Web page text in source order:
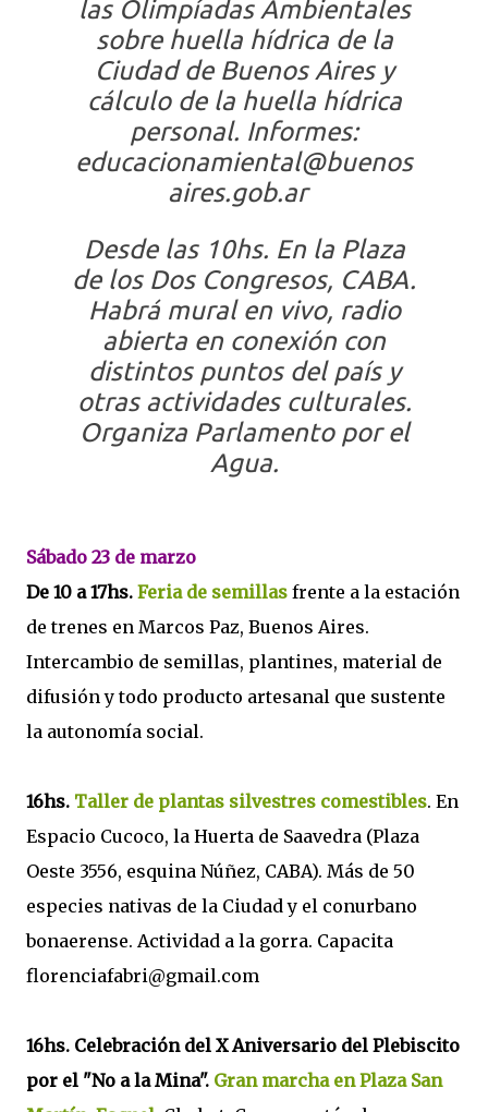
las Olimpíadas Ambientales
sobre huella hídrica de la
Ciudad de Buenos Aires y
cálculo de la huella hídrica
personal. Informes:
educacionamiental@buenos
aires.gob.ar
Desde las 10hs. En la Plaza
de los Dos Congresos, CABA.
Habrá mural en vivo, radio
abierta en conexión con
distintos puntos del país y
otras actividades culturales.
Organiza Parlamento por el
Agua.
Sábado 23 de marzo
De 10 a 17hs. Feria de semillas frente a la estación
de trenes en Marcos Paz, Buenos Aires.
Intercambio de semillas, plantines, material de
difusión y todo producto artesanal que sustente
la autonomía social.
16hs. Taller de plantas silvestres comestibles. En
Espacio Cucoco, la Huerta de Saavedra (Plaza
Oeste 3556, esquina Núñez, CABA). Más de 50
especies nativas de la Ciudad y el conurbano
bonaerense. Actividad a la gorra. Capacita
florenciafabri@gmail.com
16hs. Celebración del X Aniversario del Plebiscito
por el "No a la Mina". Gran marcha en Plaza San